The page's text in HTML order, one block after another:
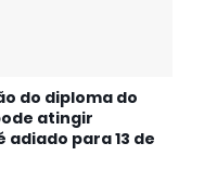
do diploma do
atingir
para 13 de